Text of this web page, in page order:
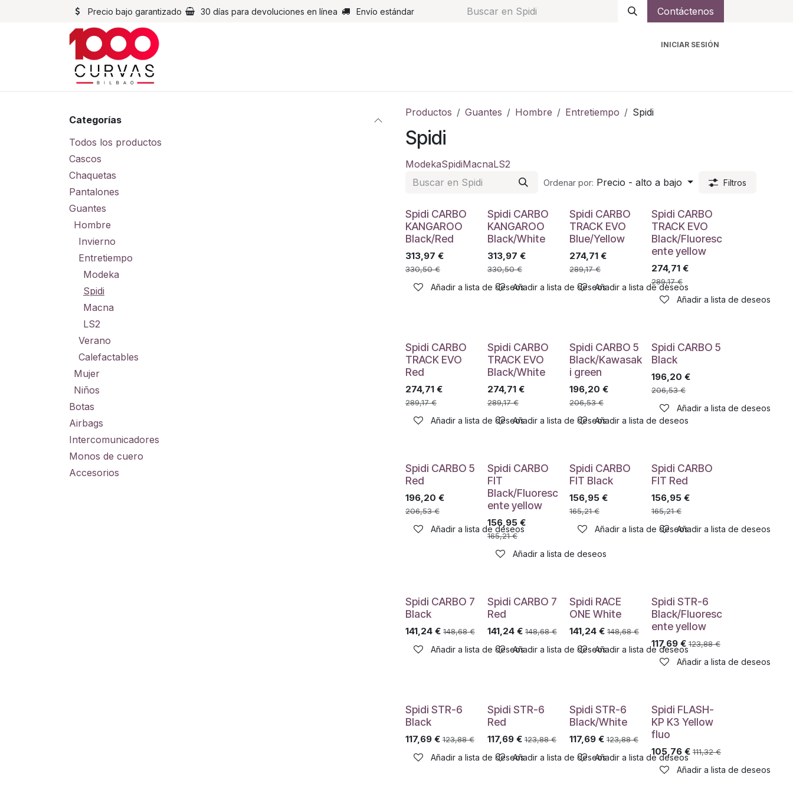
Precio bajo garantizado 30 días para devoluciones en línea Envío estándar Contáctenos
INICIAR SESIÓN
Categorías
Todos los productos
Cascos
Chaquetas
Pantalones
Guantes
Hombre
Invierno
Entretiempo
Modeka
Spidi
Macna
LS2
Verano
Calefactables
Mujer
Niños
Botas
Airbags
Intercomunicadores
Monos de cuero
Accesorios
Productos Guantes Hombre Entretiempo Spidi
Spidi
ModekaSpidiMacnaLS2
Ordenar por: Precio - alto a bajo Filtros
Spidi CARBO
KANGAROO
Black/Red
313,97 €
330,50€
Añadir a lista de deseos
Spidi CARBO
KANGAROO
Black/White
313,97 €
330,50€
Añadir a lista de deseos
Spidi CARBO
TRACK EVO
Blue/Yellow
274,71€
289,17€
Añadir a lista de deseos
Spidi CARBO
TRACK EVO
Black/Fluoresc
ente yellow
274,71€
289,17€
Añadir a lista de deseos
Spidi CARBO
TRACK EVO
Red
274,71 €
289,17€
Añadir a lista de deseos
Spidi CARBO
TRACK EVO
Black/White
274,71€
289,17€
Añadir a lista de deseos
Spidi CARBO 5
Black/Kawasak
i green
196,20 €
206,53€
Añadir a lista de deseos
Spidi CARBO 5
Black
196,20 €
206,53€
Añadir a lista de deseos
Spidi CARBO 5
Red
196,20 €
206,53€
Añadir a lista de deseos
Spidi CARBO
FIT
Black/Fluoresc
ente yellow
156,95€
165,21€
Añadir a lista de deseos
Spidi CARBO
FIT Black
156,95€
165,21€
Añadir a lista de deseos
Spidi CARBO
FIT Red
156,95€
165,21€
Añadir a lista de deseos
Spidi CARBO 7
Black
141,24 € 148,68€
Añadir a lista de deseos
Spidi CARBO 7
Red
141,24€ 148,68€
Añadir a lista de deseos
Spidi RACE
ONE White
141,24€ 148,68€
Añadir a lista de deseos
Spidi STR-6
Black/Fluoresc
ente yellow
117,69€ 123,88€
Añadir a lista de deseos
Spidi STR-6
Black
117,69 € 123,88€
Añadir a lista de deseos
Spidi STR-6
Red
117,69€ 123,88€
Añadir a lista de deseos
Spidi STR-6
Black/White
117,69€ 123,88€
Añadir a lista de deseos
Spidi FLASH-
KP K3 Yellow
fluo
105,76€ 111,32€
Añadir a lista de deseos